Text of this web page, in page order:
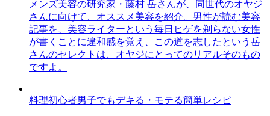
メンズ美容の研究家・藤村 岳さんが、同世代のオヤジ
さんに向けて、オススメ美容を紹介。男性が読む美容
記事を、美容ライターという毎日ヒゲを剃らない女性
が書くことに違和感を覚え、この道を志したという岳
さんのセレクトは、オヤジにとってのリアルそのもの
ですよ。
料理初心者男子でもデキる・モテる簡単レシピ